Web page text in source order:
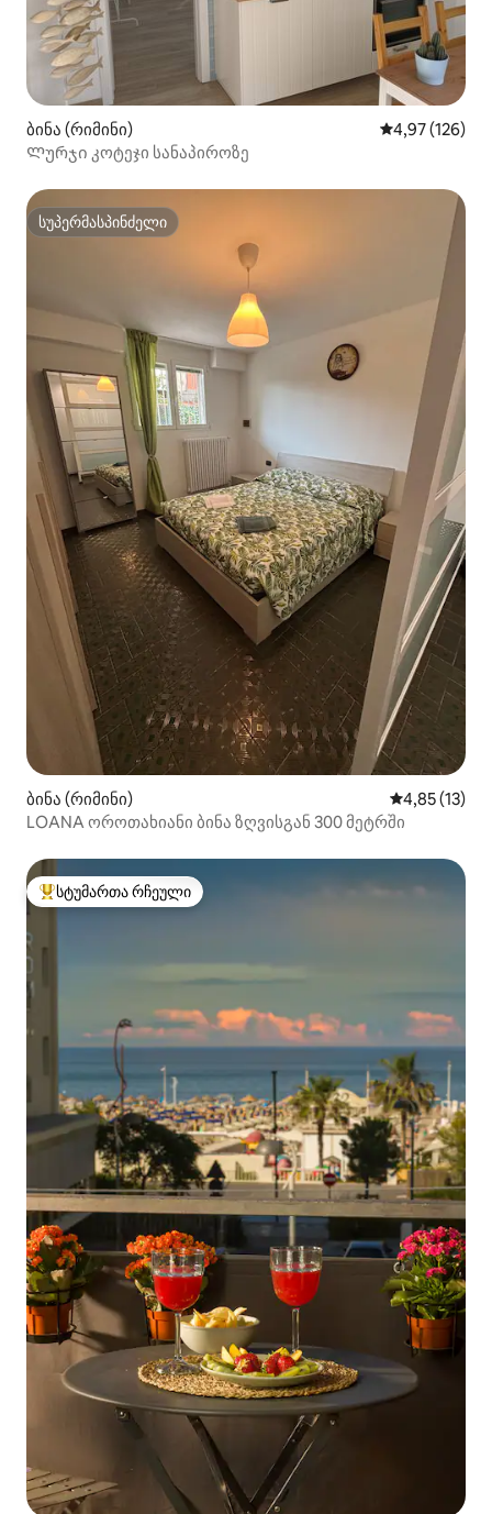
ბინა (რიმინი) საშუალო
4,97 (126)
Ლურჯი კოტეჯი სანაპიროზე
სუპერმასპინძელი
სუპერმასპინძელი
ბინა (რიმინი) საშუალო
4,85 (13)
LOANA ოროთახიანი ბინა ზღვისგან 300 მეტრში
სტუმართა რჩეული მოწინავე ვარიანტი
სტუმართა რჩეული